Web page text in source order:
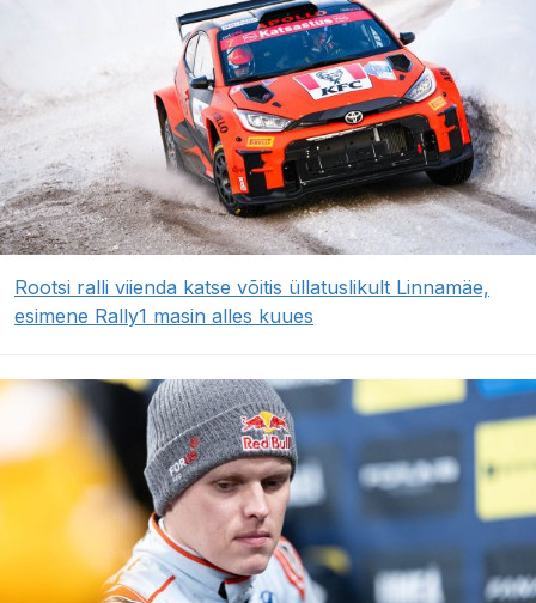
Rootsi ralli viienda katse võitis üllatuslikult Linnamäe,
esimene Rally1 masin alles kuues